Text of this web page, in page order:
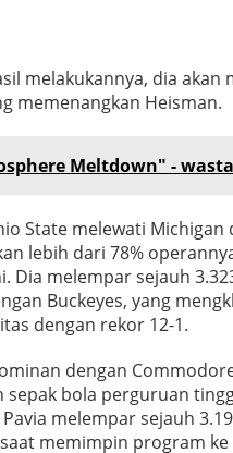
melakukannya, dia
memenangkan Heisman.
Meltdown" -
State melewati
lebih dari 78%
Dia melempar sejauh
Buckeyes, yang
dengan rekor 12-1.
dengan
bola perguruan
melempar sejauh
memimpin program